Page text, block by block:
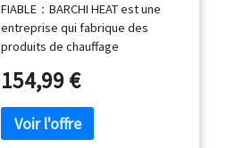
Rechargeables, Chauffe-
Mains électriques, adaptés
au Cyclisme d'hiver, au Ski,
à la randonnée, à la Course
à Pied, au Travail, etc.
FIABLE：BARCHI HEAT est une
entreprise qui fabrique des
produits de chauffage
l'entreprise il y a plus de 10
largement plébiscités par nos
clients. Nous améliorons
154,99 €